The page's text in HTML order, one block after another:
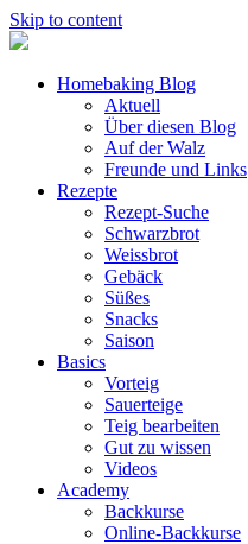
Skip to content
Homebaking Blog
Aktuell
Über diesen Blog
Auf der Walz
Freunde und Links
Rezepte
Rezept-Suche
Schwarzbrot
Weissbrot
Gebäck
Süßes
Snacks
Saison
Basics
Vorteig
Sauerteige
Teig bearbeiten
Gut zu wissen
Videos
Academy
Backkurse
Online-Backkurse